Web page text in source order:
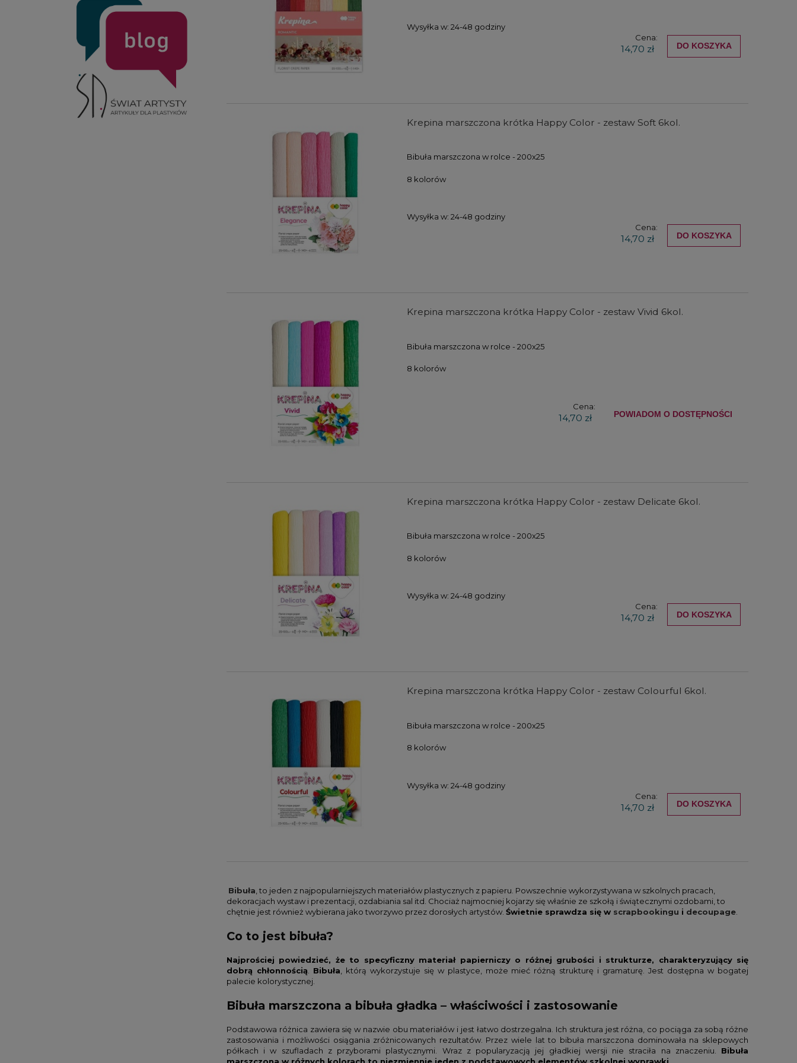
Wysyłka w: 24-48 godziny
Cena:
14,70 zł DO KOSZYKA
Krepina marszczona krótka Happy Color - zestaw Soft 6kol.
Bibuła marszczona w rolce - 200x25
8 kolorów
Wysyłka w: 24-48 godziny
Cena:
14,70 zł DO KOSZYKA
Krepina marszczona krótka Happy Color - zestaw Vivid 6kol.
Bibuła marszczona w rolce - 200x25
8 kolorów
Cena:
14,70 zł POWIADOM O DOSTĘPNOŚCI
Krepina marszczona krótka Happy Color - zestaw Delicate 6kol.
Bibuła marszczona w rolce - 200x25
8 kolorów
Wysyłka w: 24-48 godziny
Cena:
14,70 zł DO KOSZYKA
Krepina marszczona krótka Happy Color - zestaw Colourful 6kol.
Bibuła marszczona w rolce - 200x25
8 kolorów
Wysyłka w: 24-48 godziny
Cena:
14,70 zł DO KOSZYKA
Bibuła, to jeden z najpopularniejszych materiałów plastycznych z papieru. Powszechnie wykorzystywana w szkolnych pracach,
dekoracjach wystaw i prezentacji, ozdabiania sal itd. Chociaż najmocniej kojarzy się właśnie ze szkołą i świątecznymi ozdobami, to
chętnie jest również wybierana jako tworzywo przez dorosłych artystów. Świetnie sprawdza się w scrapbookingu i decoupage.
Co to jest bibuła?
Najprościej powiedzieć, że to specyficzny materiał papierniczy o różnej grubości i strukturze, charakteryzujący się
dobrą chłonnością. Bibuła, którą wykorzystuje się w plastyce, może mieć różną strukturę i gramaturę. Jest dostępna w bogatej
palecie kolorystycznej.
Bibuła marszczona a bibuła gładka – właściwości i zastosowanie
Podstawowa różnica zawiera się w nazwie obu materiałów i jest łatwo dostrzegalna. Ich struktura jest różna, co pociąga za sobą różne
zastosowania i możliwości osiągania zróżnicowanych rezultatów. Przez wiele lat to bibuła marszczona dominowała na sklepowych
półkach i w szufladach z przyborami plastycznymi. Wraz z popularyzacją jej gładkiej wersji nie straciła na znaczeniu. Bibuła